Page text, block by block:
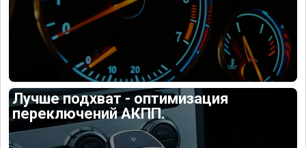
Лучше подхват - оптимизация
переключений АКПП.